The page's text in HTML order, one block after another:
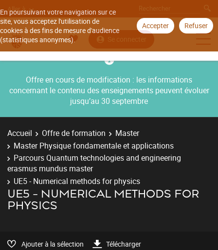
En poursuivant votre navigation sur ce
site, vous acceptez l'utilisation de
cookies à des fins de mesure d'audience
(statistiques anonymes).
Accepter Refuser
Aller à
Se connecter
Offre en cours de modification : les informations
concernant le contenu des enseignements peuvent évoluer
jusqu’au 30 septembre
Accueil Offre de formation
Master
Master Physique fondamentale et applications
Parcours Quantum technologies and engineering
erasmus mundus master
UE5 - Numerical methods for physics
UE5 - NUMERICAL METHODS FOR
PHYSICS
Ajouter à la sélection Télécharger